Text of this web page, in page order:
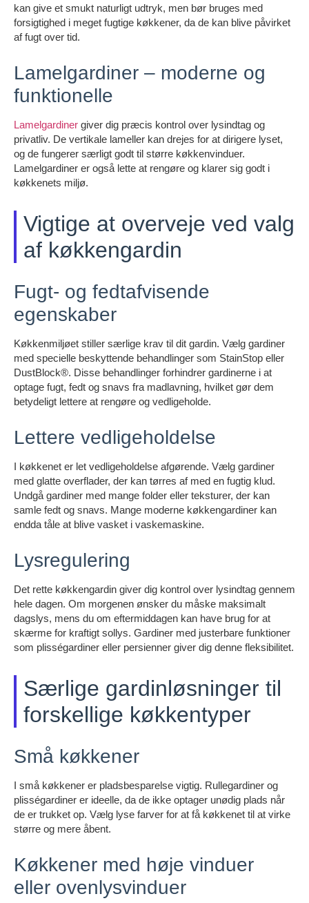
kan give et smukt naturligt udtryk, men bør bruges med
forsigtighed i meget fugtige køkkener, da de kan blive påvirket
af fugt over tid.
Lamelgardiner – moderne og
funktionelle
Lamelgardiner giver dig præcis kontrol over lysindtag og
privatliv. De vertikale lameller kan drejes for at dirigere lyset,
og de fungerer særligt godt til større køkkenvinduer.
Lamelgardiner er også lette at rengøre og klarer sig godt i
køkkenets miljø.
Vigtige at overveje ved valg
af køkkengardin
Fugt- og fedtafvisende
egenskaber
Køkkenmiljøet stiller særlige krav til dit gardin. Vælg gardiner
med specielle beskyttende behandlinger som StainStop eller
DustBlock®. Disse behandlinger forhindrer gardinerne i at
optage fugt, fedt og snavs fra madlavning, hvilket gør dem
betydeligt lettere at rengøre og vedligeholde.
Lettere vedligeholdelse
I køkkenet er let vedligeholdelse afgørende. Vælg gardiner
med glatte overflader, der kan tørres af med en fugtig klud.
Undgå gardiner med mange folder eller teksturer, der kan
samle fedt og snavs. Mange moderne køkkengardiner kan
endda tåle at blive vasket i vaskemaskine.
Lysregulering
Det rette køkkengardin giver dig kontrol over lysindtag gennem
hele dagen. Om morgenen ønsker du måske maksimalt
dagslys, mens du om eftermiddagen kan have brug for at
skærme for kraftigt sollys. Gardiner med justerbare funktioner
som plisségardiner eller persienner giver dig denne fleksibilitet.
Særlige gardinløsninger til
forskellige køkkentyper
Små køkkener
I små køkkener er pladsbesparelse vigtig. Rullegardiner og
plisségardiner er ideelle, da de ikke optager unødig plads når
de er trukket op. Vælg lyse farver for at få køkkenet til at virke
større og mere åbent.
Køkkener med høje vinduer
eller ovenlysvinduer